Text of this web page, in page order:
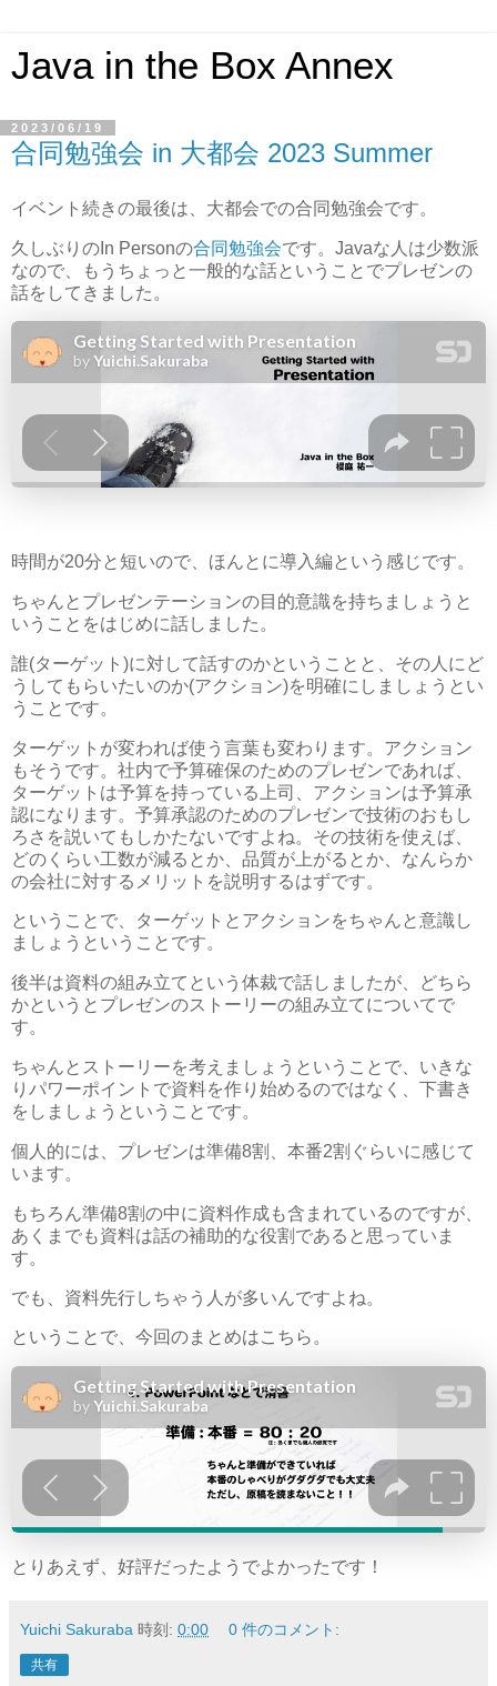
Java in the Box Annex
2023/06/19
合同勉強会 in 大都会 2023 Summer
イベント続きの最後は、大都会での合同勉強会です。
久しぶりのIn Personの合同勉強会です。Javaな人は少数派
なので、もうちょっと一般的な話ということでプレゼンの
話をしてきました。
時間が20分と短いので、ほんとに導入編という感じです。
ちゃんとプレゼンテーションの目的意識を持ちましょうと
いうことをはじめに話しました。
誰(ターゲット)に対して話すのかということと、その人にど
うしてもらいたいのか(アクション)を明確にしましょうとい
うことです。
ターゲットが変われば使う言葉も変わります。アクション
もそうです。社内で予算確保のためのプレゼンであれば、
ターゲットは予算を持っている上司、アクションは予算承
認になります。予算承認のためのプレゼンで技術のおもし
ろさを説いてもしかたないですよね。その技術を使えば、
どのくらい工数が減るとか、品質が上がるとか、なんらか
の会社に対するメリットを説明するはずです。
ということで、ターゲットとアクションをちゃんと意識し
ましょうということです。
後半は資料の組み立てという体裁で話しましたが、どちら
かというとプレゼンのストーリーの組み立てについてで
す。
ちゃんとストーリーを考えましょうということで、いきな
りパワーポイントで資料を作り始めるのではなく、下書き
をしましょうということです。
個人的には、プレゼンは準備8割、本番2割ぐらいに感じて
います。
もちろん準備8割の中に資料作成も含まれているのですが、
あくまでも資料は話の補助的な役割であると思っていま
す。
でも、資料先行しちゃう人が多いんですよね。
ということで、今回のまとめはこちら。
とりあえず、好評だったようでよかったです！
Yuichi Sakuraba 時刻: 0:00 0 件のコメント:
共有